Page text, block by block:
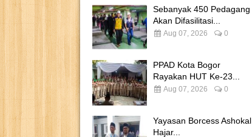
Sebanyak 450 Pedagang
Akan Difasilitasi...
Aug 07, 2026 0
PPAD Kota Bogor
Rayakan HUT Ke-23...
Aug 07, 2026 0
Yayasan Borcess Ashokal
Hajar...